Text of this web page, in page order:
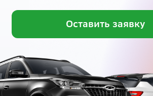
Оставить заявку